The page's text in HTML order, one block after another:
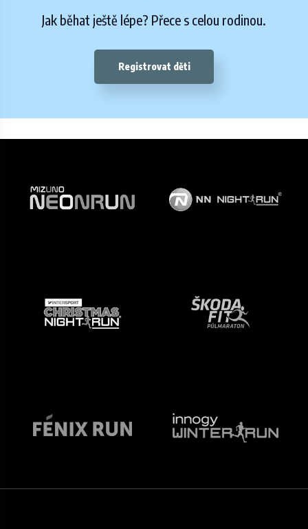
Jak běhat ještě lépe? Přece s celou rodinou.
Registrovat děti